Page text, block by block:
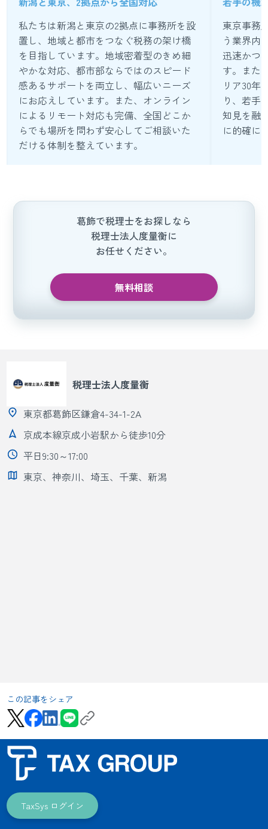
私たちは新潟と東京の2拠点に事務所を設
置し、地域と都市をつなぐ税務の架け橋
を目指しています。地域密着型のきめ細
やかな対応、都市部ならではのスピード
感あるサポートを両立し、幅広いニーズ
にお応えしています。また、オンライン
によるリモート対応も完備、全国どこか
らでも場所を問わず安心してご相談いた
だける体制を整えています。
東京事務
う業界内
迅速かつ
す。また
リア30年
り、若手
知見を融
に的確に
葛飾で税理士をお探しなら
税理士法人度量衡に
お任せください。
無料相談
税理士法人度量衡
東京都葛飾区鎌倉4-34-1-2A
京成本線京成小岩駅から徒歩10分
平日9:30～17:00
東京、神奈川、埼玉、千葉、新潟
この記事をシェア
TaxSys ログイン